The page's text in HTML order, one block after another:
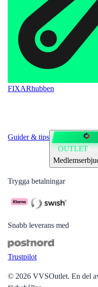
FIXARhubben
Guider & tips
OUTLET
Trygga betalningar
Snabb leverans med
Trustpilot
© 2026 VVSOutlet. En del